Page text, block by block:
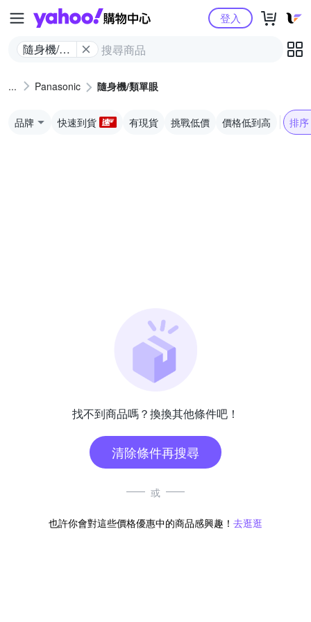
Yahoo購物中心
隨身機/類
登入
Panasonic 隨身機/類單眼
品牌 快速到貨 有現貨 挑戰低價 價格低到高 排序
找不到商品嗎？換換其他條件吧！
清除條件再搜尋
或
也許你會對這些價格優惠中的商品感興趣！ 去逛逛